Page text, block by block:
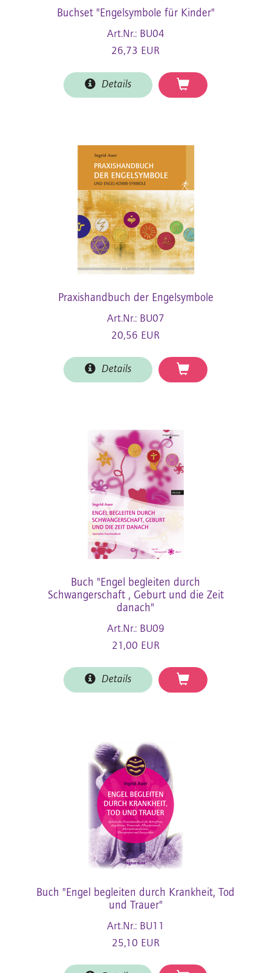
Buchset "Engelsymbole für Kinder"
Art.Nr.: BU04
26,73 EUR
Details
Praxishandbuch der Engelsymbole
Art.Nr.: BU07
20,56 EUR
Details
Buch "Engel begleiten durch
Schwangerschaft , Geburt und die Zeit
danach"
Art.Nr.: BU09
21,00 EUR
Details
Buch "Engel begleiten durch Krankheit, Tod
und Trauer"
Art.Nr.: BU11
25,10 EUR